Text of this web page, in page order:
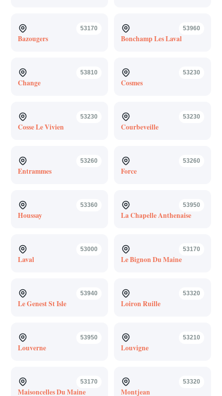
53170
Bazougers
53960
Bonchamp Les Laval
53810
Change
53230
Cosmes
53230
Cosse Le Vivien
53230
Courbeveille
53260
Entrammes
53260
Force
53360
Houssay
53950
La Chapelle Anthenaise
53000
Laval
53170
Le Bignon Du Maine
53940
Le Genest St Isle
53320
Loiron Ruille
53950
Louverne
53210
Louvigne
53170
Maisoncelles Du Maine
53320
Montjean